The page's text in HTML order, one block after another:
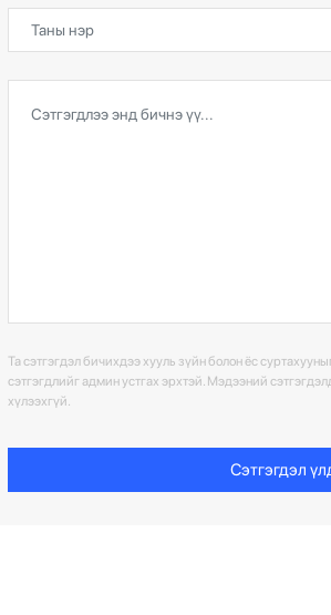
Та сэтгэгдэл бичихдээ хууль зүйн болон ёс
сэтгэгдлийг админ устгах эрхтэй. Мэдээний
хүлээхгүй.
Сэтгэгдэл